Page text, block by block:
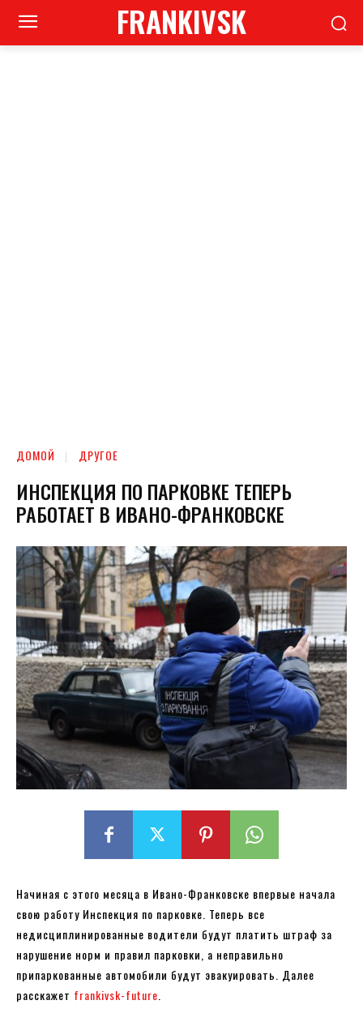
FRANKIVSK
ДОМОЙ ДРУГОЕ
ИНСПЕКЦИЯ ПО ПАРКОВКЕ ТЕПЕРЬ
РАБОТАЕТ В ИВАНО-ФРАНКОВСКЕ
Начиная с этого месяца в Ивано-Франковске впервые начала
свою работу Инспекция по парковке. Теперь все
недисциплинированные водители будут платить штраф за
нарушение норм и правил парковки, а неправильно
припаркованные автомобили будут эвакуировать. Далее
расскажет frankivsk-future